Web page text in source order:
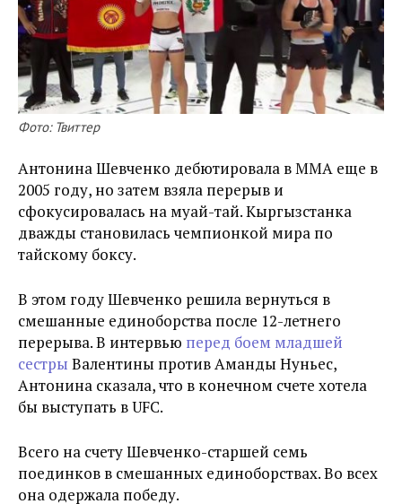
Фото: Твиттер
Антонина Шевченко дебютировала в ММА еще в
2005 году, но затем взяла перерыв и
сфокусировалась на муай-тай. Кыргызстанка
дважды становилась чемпионкой мира по
тайскому боксу.
В этом году Шевченко решила вернуться в
смешанные единоборства после 12-летнего
перерыва. В интервью перед боем младшей
сестры Валентины против Аманды Нуньес,
Антонина сказала, что в конечном счете хотела
бы выступать в UFC.
Всего на счету Шевченко-старшей семь
поединков в смешанных единоборствах. Во всех
она одержала победу.